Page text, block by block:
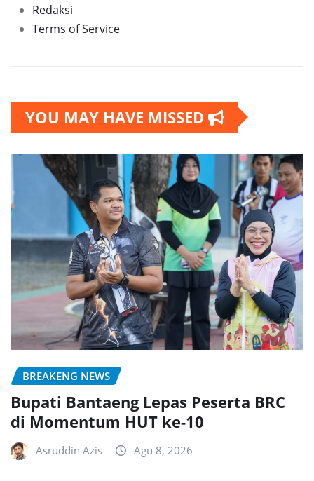
Redaksi
Terms of Service
YOU MAY HAVE MISSED
BREAKENG NEWS
Bupati Bantaeng Lepas Peserta BRC
di Momentum HUT ke-10
Asruddin Azis Agu 8, 2026